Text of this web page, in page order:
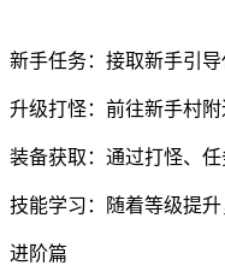
新手任务：接取新手引
升级打怪：前往新手村
装备获取：通过打怪、
技能学习：随着等级提
进阶篇